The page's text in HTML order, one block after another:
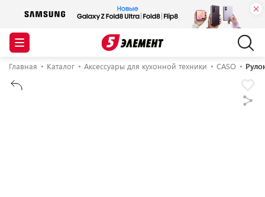
Главная Каталог Аксессуары для кухонной техники CASO